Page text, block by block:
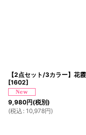
【2点セット/3カラー】花
[1602]
9,980円(税別)
(税込 : 10,978円)